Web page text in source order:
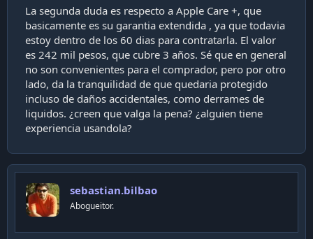
n
La segunda duda es respecto a Apple Care +, que
basicamente es su garantia extendida , ya que todavia
estoy dentro de los 60 dias para contratarla. El valor
es 242 mil pesos, que cubre 3 años. Sé que en general
no son convenientes para el comprador, pero por otro
lado, da la tranquilidad de que quedaria protegido
incluso de daños accidentales, como derrames de
liquidos. ¿creen que valga la pena? ¿alguien tiene
experiencia usandola?
sebastian.bilbao
Abogueitor.